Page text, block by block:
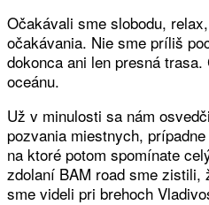
Očakávali sme slobodu,
očakávania. Nie sme príliš
dokonca ani len presná
oceánu.
Už v minulosti sa nám
pozvania miestnych,
na ktoré potom spomínate
zdolaní BAM road sme zistili,
sme videli pri brehoch